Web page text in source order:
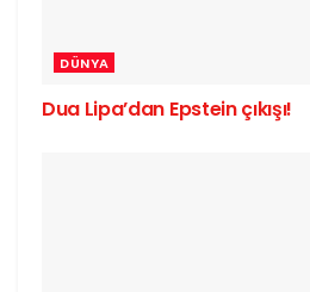
DÜNYA
Dua Lipa’dan Epstein çıkışı!